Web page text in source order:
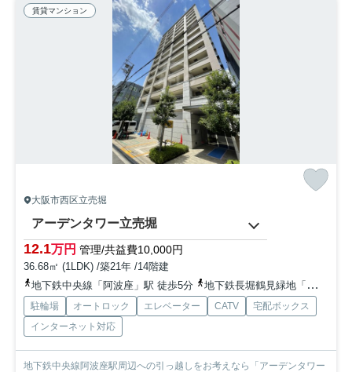
賃貸マンション
大阪市西区立売堀
アーデンタワー立売堀
12.1万円 管理/共益費10,000円
36.68㎡ (1LDK) /築21年 /14階建
地下鉄中央線「阿波座」駅 徒歩5分
地下鉄長堀鶴見緑地「西長堀」駅 徒歩7分
駐輪場 オートロック エレベーター CATV
宅配ボックス
インターネット対応
地下鉄中央線阿波座駅周辺への引っ越しをお考えなら「アーデンタワー